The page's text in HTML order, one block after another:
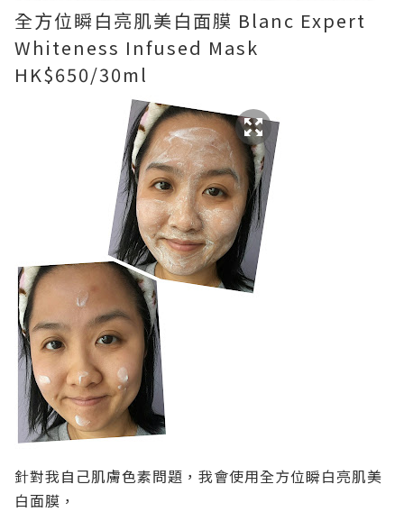
全方位瞬白亮肌美白面膜 Blanc Expert
Whiteness Infused Mask
HK$650/30ml
針對我自己肌膚色素問題，我會使用全方位瞬白亮肌美
白面膜，